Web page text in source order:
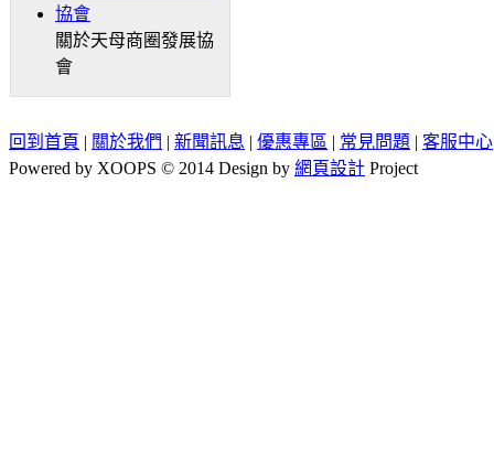
關於天母商圈發展協
會
回到首頁 | 關於我們 | 新聞訊息 | 優惠專區 | 常見問題 | 客服中心
Powered by XOOPS © 2014 Design by 網頁設計 Project